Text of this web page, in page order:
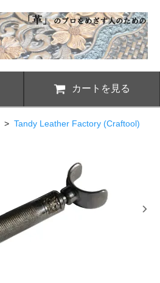
カートを見る
> Tandy Leather Factory (Craftool)